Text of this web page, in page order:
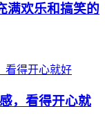
满欢乐和搞笑的
，看得开心就